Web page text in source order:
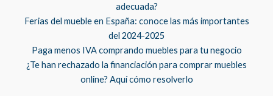
adecuada?
Ferias del mueble en España: conoce las más importantes
del 2024-2025
Paga menos IVA comprando muebles para tu negocio
¿Te han rechazado la financiación para comprar muebles
online? Aquí cómo resolverlo